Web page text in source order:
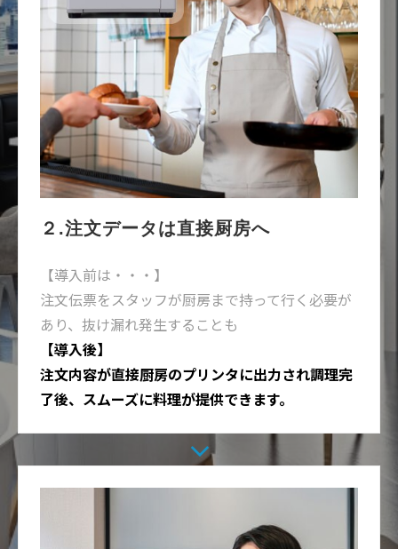
２.注文データは直接厨房へ
【導入前は・・・】
注文伝票をスタッフが厨房まで持って行く必要が
あり、抜け漏れ発生することも
【導入後】
注文内容が直接厨房のプリンタに出力され調理完
了後、スムーズに料理が提供できます。